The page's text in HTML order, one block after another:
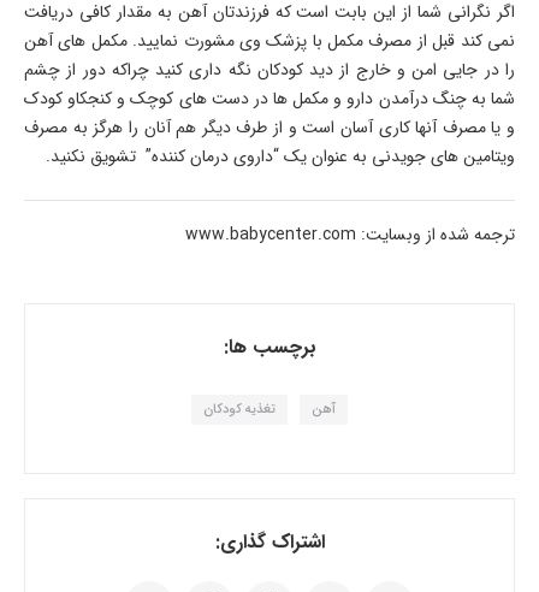
اگر نگرانی شما از این بابت است که فرزندتان آهن به مقدار کافی دریافت
نمی کند قبل از مصرف مکمل با پزشک وی مشورت نمایید. مکمل های آهن
را در جایی امن و خارج از دید کودکان نگه داری کنید چراکه دور از چشم
شما به چنگ درآمدن دارو و مکمل ها در دست های کوچک و کنجکاو کودک
و یا مصرف آنها کاری آسان است و از طرف دیگر هم آنان را هرگز به مصرف
ویتامین های جویدنی به عنوان یک “داروی درمان کننده” تشویق نکنید.
ترجمه شده از وبسایت: www.babycenter.com
برچسب ها:
آهن تغذیه کودکان
اشتراک گذاری: